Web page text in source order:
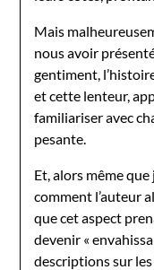
Mais
nous avoir
gentiment,
et cette lenteur,
familiariser avec
pesante.
Et, alors même
comment l’auteur
que cet aspect
devenir «
descriptions sur